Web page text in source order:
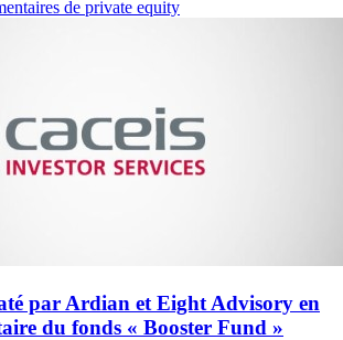
de private equity
par Ardian et Eight Advisory en
du fonds « Booster Fund »